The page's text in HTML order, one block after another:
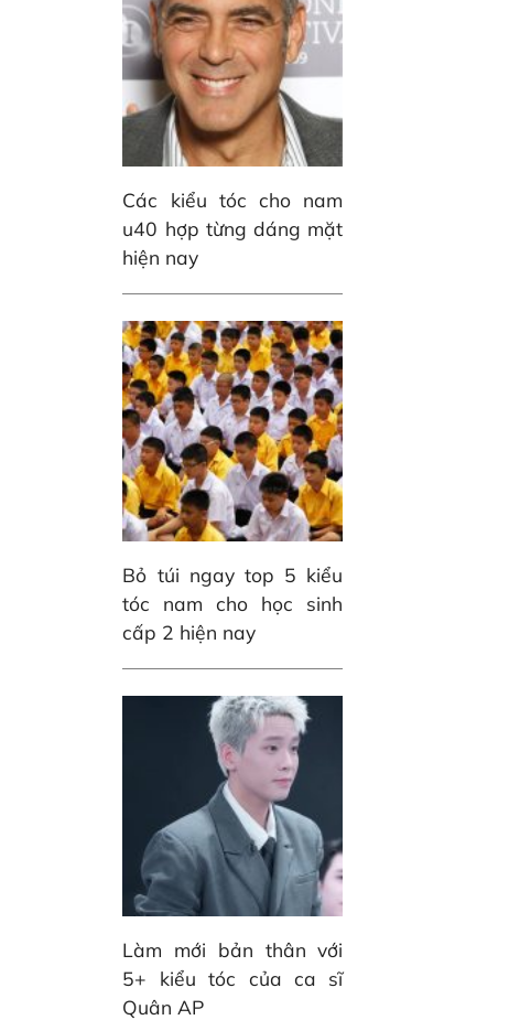
Các kiểu tóc cho nam
u40 hợp từng dáng mặt
hiện nay
Bỏ túi ngay top 5 kiểu
tóc nam cho học sinh
cấp 2 hiện nay
Làm mới bản thân với
5+ kiểu tóc của ca sĩ
Quân AP